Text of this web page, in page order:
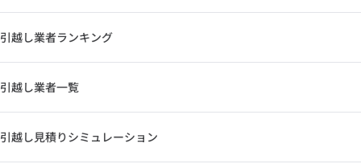
引越し業者ランキング
引越し業者一覧
引越し見積りシミュレーション